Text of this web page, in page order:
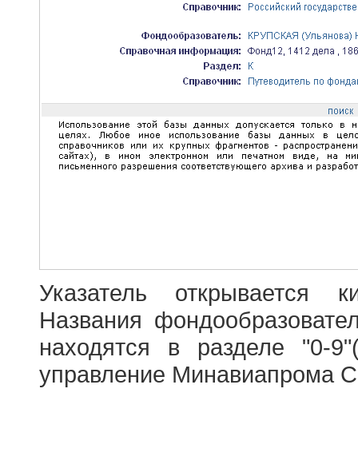
Указатель открывается
Названия
находятся в разделе "0-
управление Минавиапрома